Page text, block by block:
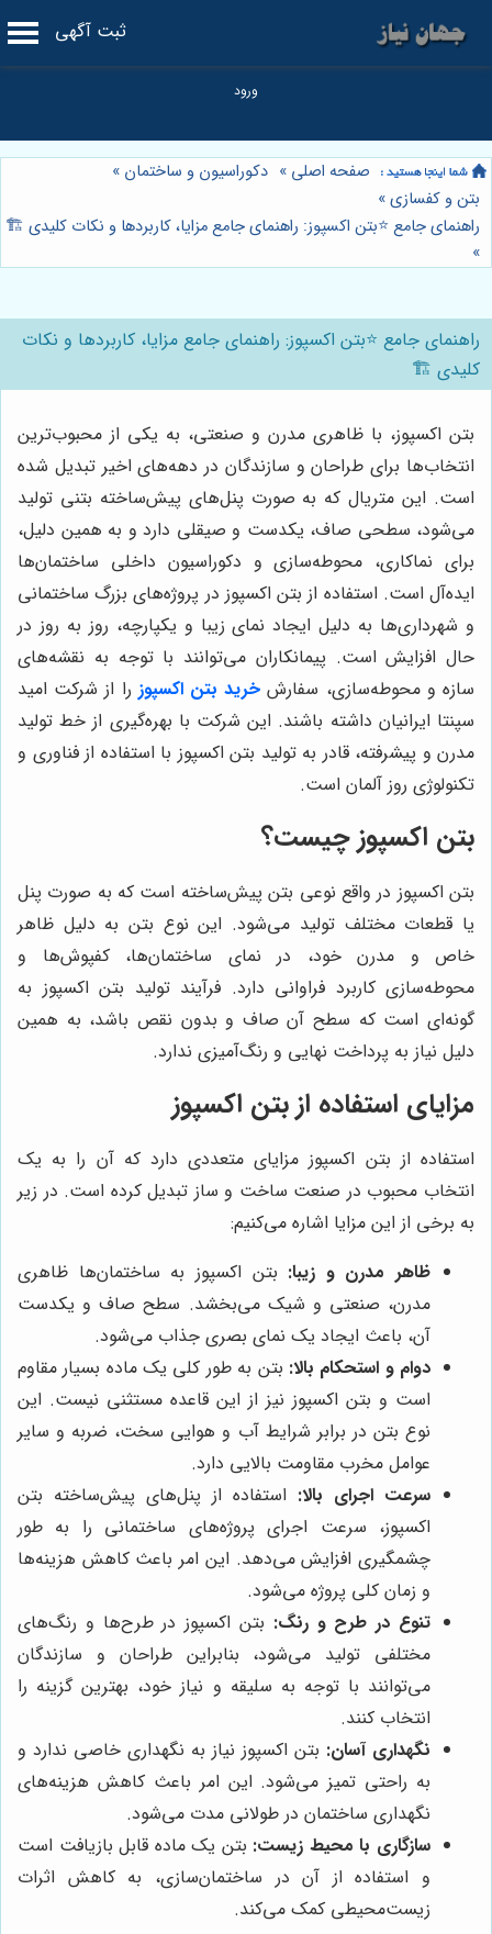
ثبت آگهی
صفحه اصلی » دکوراسیون و ساختمان »
بتن و کفسازی»
راهنمای جامع ⭐️بتن اکسپوز: راهنمای جامع مزایا، کاربردها و نکات کلیدی 🏗️
»
راهنمای جامع ⭐️بتن اکسپوز: راهنمای جامع مزایا، کاربردها و نکات
کلیدی 🏗️
بتن اکسپوز، با ظاهری مدرن و صنعتی، به یکی از محبوب‌ترین
انتخاب‌ها برای طراحان و سازندگان در دهه‌های اخیر تبدیل شده
است. این متریال که به صورت پنل‌های پیش‌ساخته بتنی تولید
می‌شود، سطحی صاف، یکدست و صیقلی دارد و به همین دلیل،
برای نماکاری، محوطه‌سازی و دکوراسیون داخلی ساختمان‌ها
ایده‌آل است. استفاده از بتن اکسپوز در پروژه‌های بزرگ ساختمانی
و شهرداری‌ها به دلیل ایجاد نمای زیبا و یکپارچه، روز به روز در
حال افزایش است. پیمانکاران می‌توانند با توجه به نقشه‌های
سازه و محوطه‌سازی، سفارش خرید بتن اکسپوز را از شرکت امید
سپنتا ایرانیان داشته باشند. این شرکت با بهره‌گیری از خط تولید
مدرن و پیشرفته، قادر به تولید بتن اکسپوز با استفاده از فناوری و
تکنولوژی روز آلمان است.
بتن اکسپوز چیست؟
بتن اکسپوز در واقع نوعی بتن پیش‌ساخته است که به صورت پنل
یا قطعات مختلف تولید می‌شود. این نوع بتن به دلیل ظاهر
خاص و مدرن خود، در نمای ساختمان‌ها، کفپوش‌ها و
محوطه‌سازی کاربرد فراوانی دارد. فرآیند تولید بتن اکسپوز به
گونه‌ای است که سطح آن صاف و بدون نقص باشد، به همین
دلیل نیاز به پرداخت نهایی و رنگ‌آمیزی ندارد.
مزایای استفاده از بتن اکسپوز
استفاده از بتن اکسپوز مزایای متعددی دارد که آن را به یک
انتخاب محبوب در صنعت ساخت و ساز تبدیل کرده است. در زیر
به برخی از این مزایا اشاره می‌کنیم:
ظاهر مدرن و زیبا: بتن اکسپوز به ساختمان‌ها ظاهری
مدرن، صنعتی و شیک می‌بخشد. سطح صاف و یکدست
آن، باعث ایجاد یک نمای بصری جذاب می‌شود.
دوام و استحکام بالا: بتن به طور کلی یک ماده بسیار مقاوم
است و بتن اکسپوز نیز از این قاعده مستثنی نیست. این
نوع بتن در برابر شرایط آب و هوایی سخت، ضربه و سایر
عوامل مخرب مقاومت بالایی دارد.
سرعت اجرای بالا: استفاده از پنل‌های پیش‌ساخته بتن
اکسپوز، سرعت اجرای پروژه‌های ساختمانی را به طور
چشمگیری افزایش می‌دهد. این امر باعث کاهش هزینه‌ها
و زمان کلی پروژه می‌شود.
تنوع در طرح و رنگ: بتن اکسپوز در طرح‌ها و رنگ‌های
مختلفی تولید می‌شود، بنابراین طراحان و سازندگان
می‌توانند با توجه به سلیقه و نیاز خود، بهترین گزینه را
انتخاب کنند.
نگهداری آسان: بتن اکسپوز نیاز به نگهداری خاصی ندارد و
به راحتی تمیز می‌شود. این امر باعث کاهش هزینه‌های
نگهداری ساختمان در طولانی مدت می‌شود.
سازگاری با محیط زیست: بتن یک ماده قابل بازیافت است
و استفاده از آن در ساختمان‌سازی، به کاهش اثرات
زیست‌محیطی کمک می‌کند.